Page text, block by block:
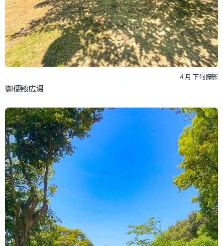
４月 下旬撮影
御便殿広場